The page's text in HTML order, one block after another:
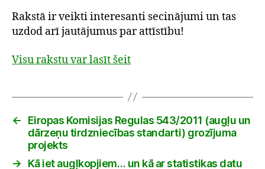
Rakstā ir veikti interesanti secinājumi un tas
uzdod arī jautājumus par attīstību!
Visu rakstu var lasīt šeit
←
Eiropas Komisijas Regulas 543/2011 (augļu un
dārzeņu tirdzniecības standarti) grozījuma
projekts
→
Kā iet augļkopjiem… un kā ar statistikas datu